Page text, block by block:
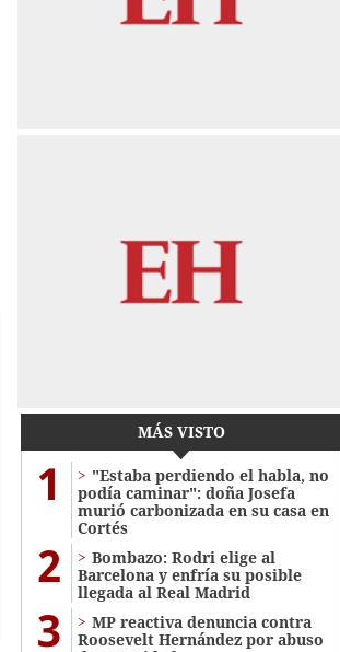
MÁS VISTO
1
"Estaba perdiendo el habla, no
podía caminar": doña Josefa
murió carbonizada en su casa en
Cortés
2
Bombazo: Rodri elige al
Barcelona y enfría su posible
llegada al Real Madrid
3
MP reactiva denuncia contra
Roosevelt Hernández por abuso